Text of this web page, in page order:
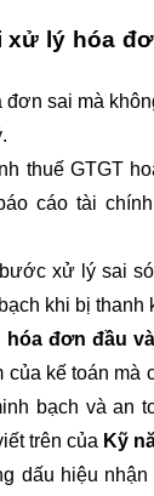
xử lý hóa
sai mà
thuế GTGT
cáo tài
xử lý sai
khi bị thanh
đơn đầu
của kế toán mà
bạch và an
trên của Kỹ
dấu hiệu